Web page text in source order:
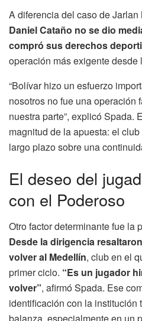
A diferencia del caso de Jarlan
Daniel Cataño no se dio
compró sus derechos
operación más exigente
“Bolívar hizo un esfuerzo
nosotros no fue una operación
nuestra parte”, explicó Spada.
magnitud de la apuesta: el
largo plazo sobre una
El deseo del
con el Poderoso
Otro factor determinante fue la
Desde la dirigencia
volver al Medellín, club en el
primer ciclo. “Es un jugador
volver”, afirmó Spada. Ese
identificación con la institución
balanza, especialmente en un